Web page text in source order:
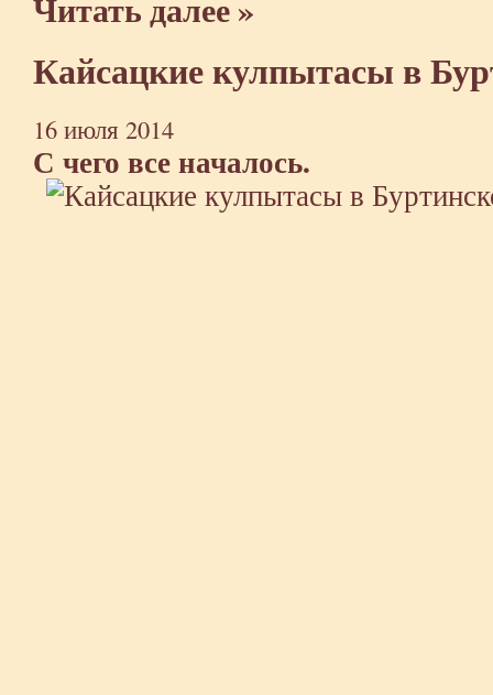
Кайсацкие кулпытасы в
16 июля 2014
С чего все началось.